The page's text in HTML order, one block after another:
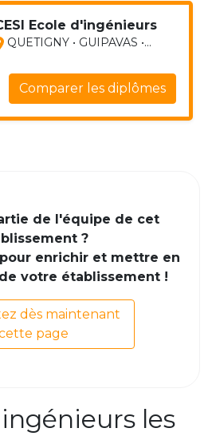
Ecole d'ingénieurs
QUETIGNY • GUIPAVAS •...
Comparer les diplômes
de l'équipe de cet
?
enrichir et mettre en
votre établissement !
dès maintenant
page
les